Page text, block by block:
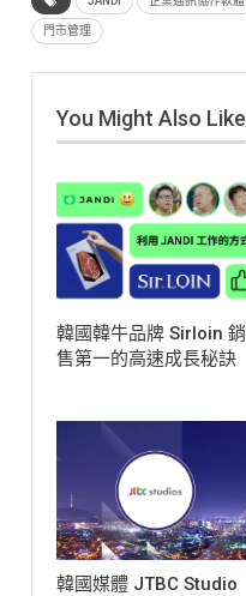
門市管理
You Might Also Like
韓國韓牛品牌 Sirloin 銷
售第一的高速成長秘訣
韓國媒體 JTBC Studio